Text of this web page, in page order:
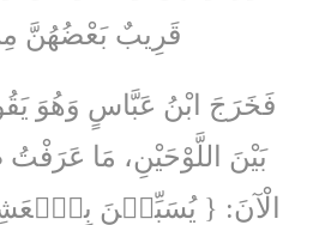
قَرِيبٌ بَعْضُهُنَّ
فَخَرَجَ ابْنُ عَبَّاسٍ وَهُوَ
بَيْنَ اللَّوْحَيْنِ، مَا عَرَفْتُ
الْآنَ: { يُسَبِّحۡنَ